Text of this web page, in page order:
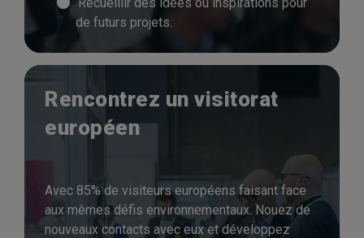
de futurs projets.
Rencontrez un visitorat
européen
Avec 85% de visiteurs européens faisant face
aux mêmes défis environnementaux. Nouez de
nouveaux contacts avec eux et développez